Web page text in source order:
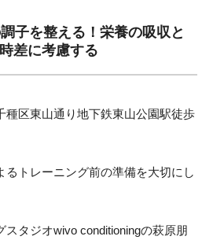
子を整える！栄養の吸収と
差に考慮する
種区東山通り地下鉄東山公園駅徒歩
るトレーニング前の準備を大切にし
タジオwivo conditioningの萩原朋